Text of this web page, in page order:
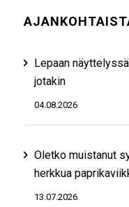
Lepaan
jotakin
04.08.2026
Oletko muistanut
herkkua
13.07.2026